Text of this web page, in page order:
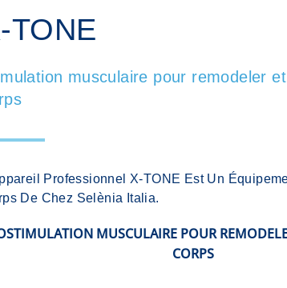
TONE
musculaire pour remodeler
Professionnel X-TONE Est Un
De Chez Selènia Italia.
MUSCULAIRE POUR
CORPS